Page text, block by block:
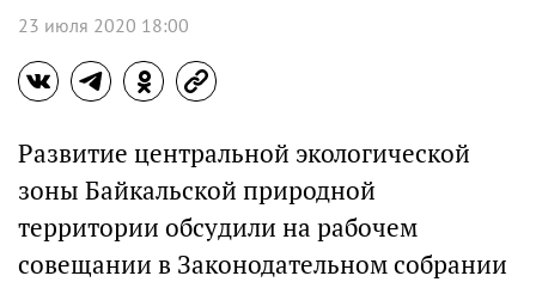
23 июля 2020 18:00
Развитие центральной экологической
зоны Байкальской природной
территории обсудили на рабочем
совещании в Законодательном собрании